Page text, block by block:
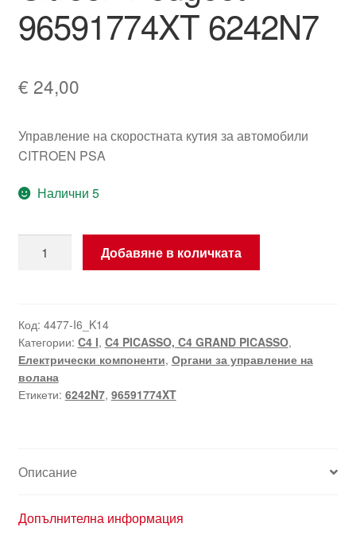
96591774XT 6242N7
€ 24,00
Управление на скоростната кутия за автомобили
CITROEN PSA
Налични 5
скоростната
кутия
Citroën
Peugeot
96591774XT
Добавяне в количката
Код: 4477-I6_K14
Категории: C4 I, C4 PICASSO, C4 GRAND PICASSO,
Електрически компоненти, Органи за управление на
волана
Етикети: 6242N7, 96591774XT
Описание
Допълнителна информация